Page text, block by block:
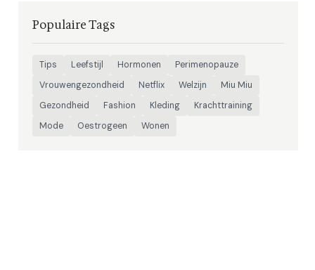
Populaire Tags
Tips Leefstijl Hormonen
Perimenopauze
Vrouwengezondheid
Netflix Welzijn
Miu Miu
Gezondheid
Fashion Kleding
Krachttraining
Mode
Oestrogeen Wonen